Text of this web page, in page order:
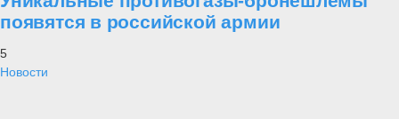
западной техники
1